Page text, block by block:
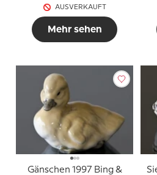
AUSVERKAUFT
Mehr sehen
Gänschen 1997 Bing &